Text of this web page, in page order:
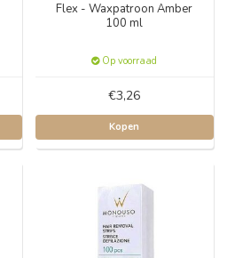
Flex - Waxpatroon Amber
100 ml
Op voorraad
€3,26
Kopen